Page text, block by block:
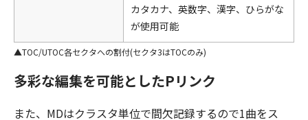
カタカナ、英数字、漢字、ひらがな
が使用可能
TOC/UTOC各セクタへの割付(セクタ3はTOCのみ)
多彩な編集を可能としたPリンク
また、MDはクラスタ単位で間欠記録するので1曲をス